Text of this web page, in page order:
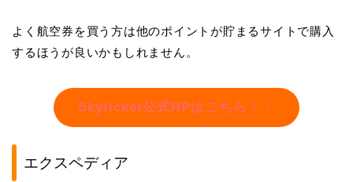
よく航空券を買う方は他のポイントが貯まるサイトで購入
するほうが良いかもしれません。
Skyticket公式HPはこちら ！！
エクスペディア